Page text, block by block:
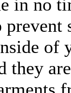
in no
of
they